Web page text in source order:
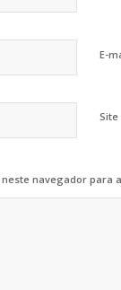
E-
Site
navegador para